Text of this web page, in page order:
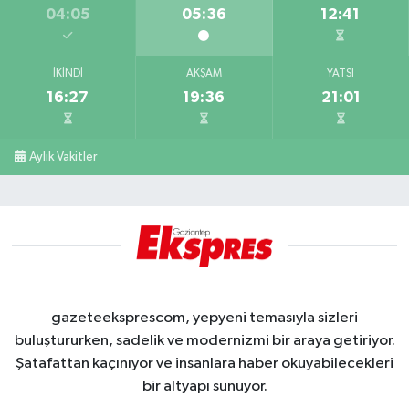
04:05 05:36 12:41
İKINDI
16:27
AKŞAM
19:36
YATSI
21:01
Aylık Vakitler
gazeteeksprescom, yepyeni temasıyla sizleri
buluştururken, sadelik ve modernizmi bir araya getiriyor.
Şatafattan kaçınıyor ve insanlara haber okuyabilecekleri
bir altyapı sunuyor.